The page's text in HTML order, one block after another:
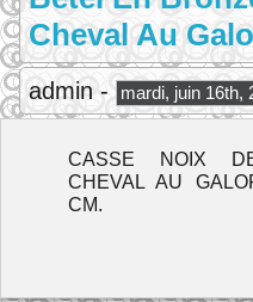
Cheval Au
admin - mardi, juin 16th,
CASSE NOIX
CHEVAL AU
CM.